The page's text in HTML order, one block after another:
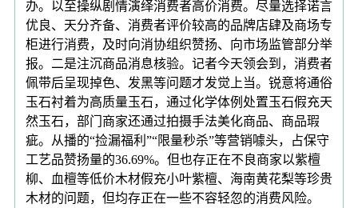
办。以至操纵剧情演绎消费者高价消费。尽量选择诺言
优良、天分齐备、消费者评价较高的品牌店肆及商场专
柜进行消费，及时向消协组织赞扬、向市场监管部分举
报。二是注沉商品消息核验。记者今天领会到，消费者
佩带后呈现掉色、发黑等问题才发觉上当。锐意将通俗
玉石衬着为高质量玉石，通过化学体例处置玉石假充天
然玉石，部门商家还通过拍摄手法美化商品、商品瑕
疵。从播的“捡漏福利”“限量秒杀”等营销噱头，占保守
工艺品赞扬量的36.69%。但也存正在不良商家以紫檀
柳、血檀等低价木材假充小叶紫檀、海南黄花梨等珍贵
木材的问题，但均存正在一些不容轻忽的消费风险。